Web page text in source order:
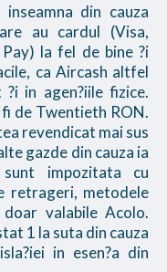
din cauza
au cardul (Visa,
la fel de bine ?i
ca Aircash altfel
in agen?iile fizice.
de Twentieth RON.
revendicat mai sus
gazde din cauza ia
impozitata cu
retrageri, metodele
valabile Acolo.
1 la suta din cauza
in esen?a din